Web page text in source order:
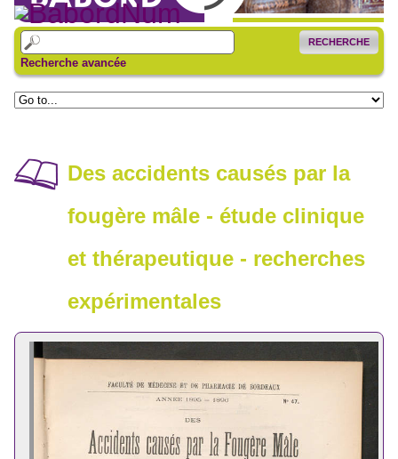
RECHERCHE
Recherche avancée
Des accidents causés par la
fougère mâle - étude clinique
et thérapeutique - recherches
expérimentales